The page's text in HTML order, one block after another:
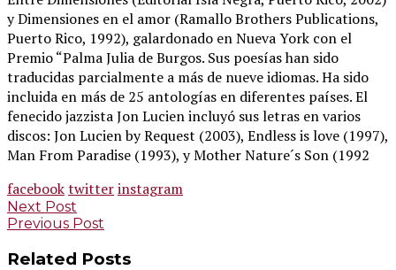
y Dimensiones en el amor (Ramallo Brothers Publications,
Puerto Rico, 1992), galardonado en Nueva York con el
Premio “Palma Julia de Burgos. Sus poesías han sido
traducidas parcialmente a más de nueve idiomas. Ha sido
incluida en más de 25 antologías en diferentes países. El
fenecido jazzista Jon Lucien incluyó sus letras en varios
discos: Jon Lucien by Request (2003), Endless is love (1997),
Man From Paradise (1993), y Mother Nature´s Son (1992
facebooktwitterinstagram
Post
navigation
Next Post
Previous Post
Related Posts